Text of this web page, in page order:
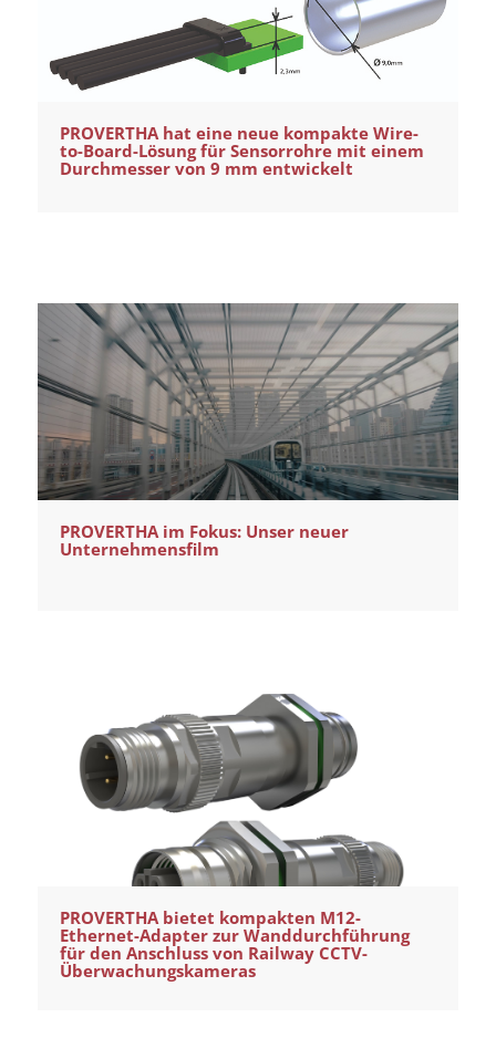
PROVERTHA hat eine neue kompakte Wire-
to-Board-Lösung für Sensorrohre mit einem
Durchmesser von 9 mm entwickelt
PROVERTHA im Fokus: Unser neuer
Unternehmensfilm
PROVERTHA bietet kompakten M12-
Ethernet-Adapter zur Wanddurchführung
für den Anschluss von Railway CCTV-
Überwachungskameras